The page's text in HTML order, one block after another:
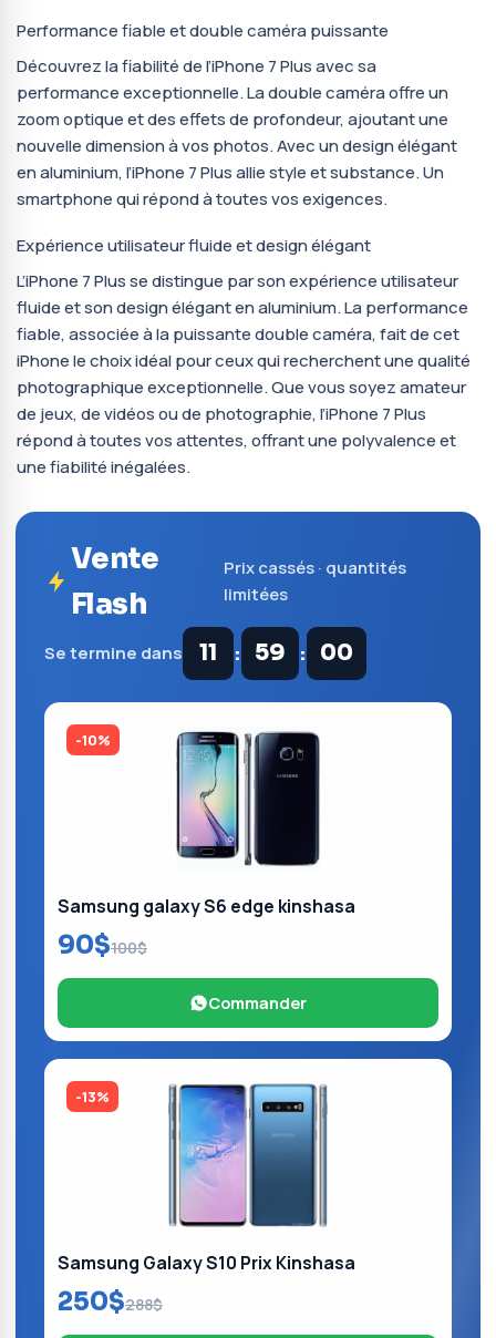
Performance fiable et double caméra puissante
Découvrez la fiabilité de l’iPhone 7 Plus avec sa
performance exceptionnelle. La double caméra offre un
zoom optique et des effets de profondeur, ajoutant une
nouvelle dimension à vos photos. Avec un design élégant
en aluminium, l’iPhone 7 Plus allie style et substance. Un
smartphone qui répond à toutes vos exigences.
Expérience utilisateur fluide et design élégant
L’iPhone 7 Plus se distingue par son expérience utilisateur
fluide et son design élégant en aluminium. La performance
fiable, associée à la puissante double caméra, fait de cet
iPhone le choix idéal pour ceux qui recherchent une qualité
photographique exceptionnelle. Que vous soyez amateur
de jeux, de vidéos ou de photographie, l’iPhone 7 Plus
répond à toutes vos attentes, offrant une polyvalence et
une fiabilité inégalées.
Vente
Flash
Prix cassés · quantités
limitées
Se termine dans 11 : 58 : 59
-10%
Samsung galaxy S6 edge kinshasa
90$100$
Commander
-13%
Samsung Galaxy S10 Prix Kinshasa
250$288$